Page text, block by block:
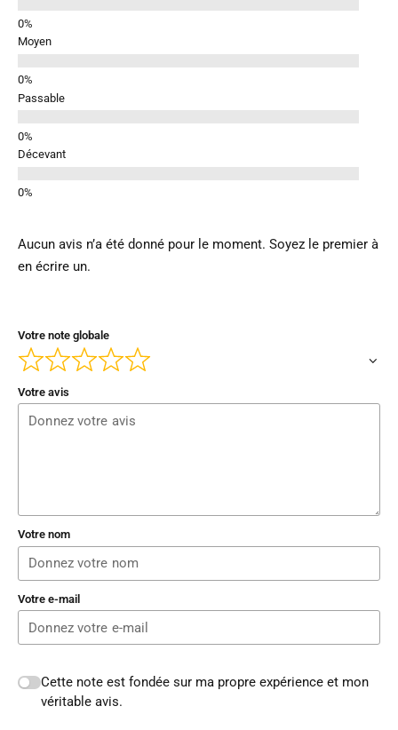
Moyen
Passable
Décevant
Aucun avis n’a été donné pour le moment. Soyez le premier à
en écrire un.
Votre note globale
Votre avis
Votre nom
Votre e-mail
Cette note est fondée sur ma propre expérience et mon
véritable avis.